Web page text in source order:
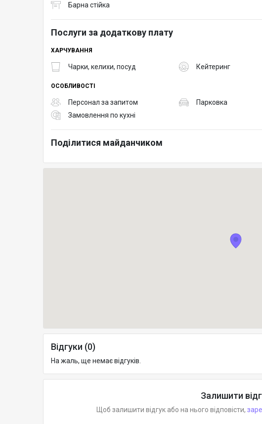
Барна стійка
Послуги за додаткову плату
ХАРЧУВАННЯ
Чарки, келихи, посуд Кейтеринг
ОСОБЛИВОСТІ
Персонал за запитом Парковка
Замовлення по кухні
Поділитися майданчиком
Відгуки (0)
На жаль, ще немає відгуків.
Залишити
Щоб залишити відгук або на нього відповісти,